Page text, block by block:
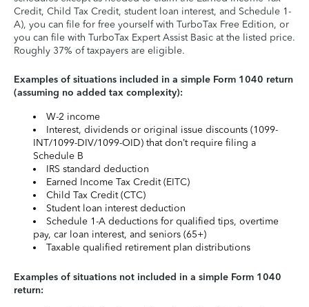
Credit, Child Tax Credit, student loan interest, and Schedule 1-
A), you can file for free yourself with TurboTax Free Edition, or
you can file with TurboTax Expert Assist Basic at the listed price.
Roughly 37% of taxpayers are eligible.
Examples of situations included in a simple Form 1040 return
(assuming no added tax complexity):
W-2 income
Interest, dividends or original issue discounts (1099-
INT/1099-DIV/1099-OID) that don’t require filing a
Schedule B
IRS standard deduction
Earned Income Tax Credit (EITC)
Child Tax Credit (CTC)
Student loan interest deduction
Schedule 1-A deductions for qualified tips, overtime
pay, car loan interest, and seniors (65+)
Taxable qualified retirement plan distributions
Examples of situations not included in a simple Form 1040
return: